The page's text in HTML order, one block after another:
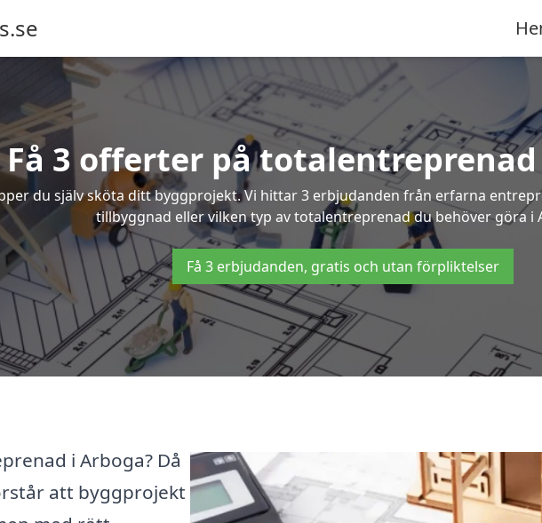
Få 3 offerter på
du själv sköta ditt byggprojekt. Vi hittar 3 erbjudanden från erfarna
tillbyggnad eller vilken typ av totalentreprenad du behöver göra i
Få 3 erbjudanden, gratis och utan förpliktelser
i Arboga? Då
att byggprojekt